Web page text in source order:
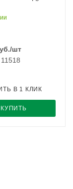
/шт
КУПИТЬ
В 1 КЛИК